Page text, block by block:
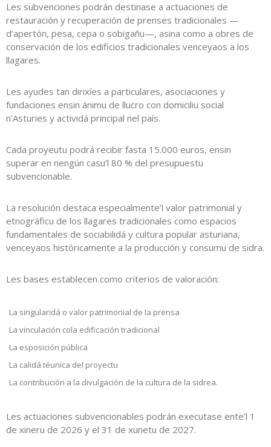
Les subvenciones podrán destinase a actuaciones de
restauración y recuperación de prenses tradicionales —
d’apertón, pesa, cepa o sobigañu—, asina como a obres de
conservación de los edificios tradicionales venceyaos a los
llagares.
Les ayudes tan dirixíes a particulares, asociaciones y
fundaciones ensin ánimu de llucro con domiciliu social
n’Asturies y actividá principal nel país.
Cada proyeutu podrá recibir fasta 15.000 euros, ensin
superar en nengún casu’l 80 % del presupuestu
subvencionable.
La resolución destaca especialmente’l valor patrimonial y
etnográficu de los llagares tradicionales como espacios
fundamentales de sociabilidá y cultura popular asturiana,
venceyaos históricamente a la producción y consumu de sidra.
Les bases establecen como criterios de valoración:
La singularidá o valor patrimonial de la prensa
La vinculación cola edificación tradicional
La esposición pública
La calidá téunica del proyectu
La contribución a la divulgación de la cultura de la sidrea.
Les actuaciones subvencionables podrán executase ente’l 1
de xineru de 2026 y el 31 de xunetu de 2027.